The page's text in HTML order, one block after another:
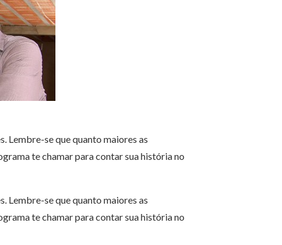
Lembre-se que quanto maiores as
te chamar para contar sua história no
Lembre-se que quanto maiores as
te chamar para contar sua história no